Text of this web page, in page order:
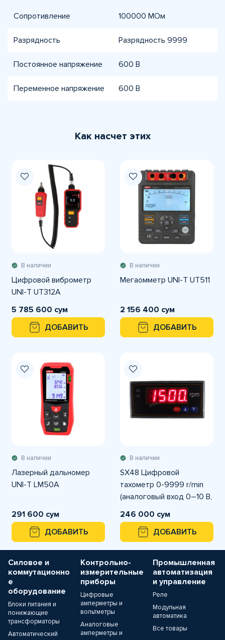
Сопротивление 100000 МОм
Разрядность Разрядность 9999
Постоянное напряжение 600 В
Переменное напряжение 600 В
Как насчет этих
В наличии
Цифровой виброметр
UNI-T UT312A
5 785 600 сум
ДОБАВИТЬ
В наличии
Мегаомметр UNI-T UT511
2 156 400 сум
ДОБАВИТЬ
В наличии
Лазерный дальномер
UNI-T LM50A
291 600 сум
ДОБАВИТЬ
В наличии
SX48 Цифровой
тахометр 0-9999 r/min
(аналоговый вход 0–10 В,
питание 220 В)
246 000 сум
ДОБАВИТЬ
Силовое и
коммутационно
е
оборудование
Блоки питания и
понижающие
трансформаторы
Автоматический
Контрольно-
измерительные
приборы
Цифровые
амперметры и
вольтметры
Аналоговые
амперметры и
Промышленная
автоматизация
и управление
Реле
Модульная
автоматика
Все товары